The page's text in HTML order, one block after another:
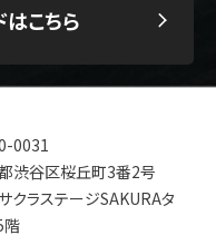
こちら
0031
渋谷区桜丘町3番2号
クラステージSAKURAタ
階